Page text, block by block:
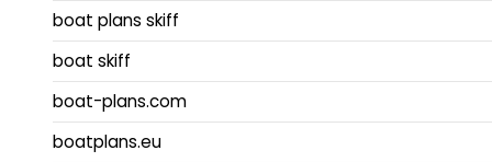
boat plans skiff
boat skiff
boat-plans.com
boatplans.eu